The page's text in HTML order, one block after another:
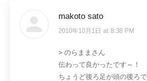
makoto sato
says:
2010年10月1日 at 8:38 PM
> のらままさん
伝わって良かったです～！
ちょうど後ろ足が頭の後ろ